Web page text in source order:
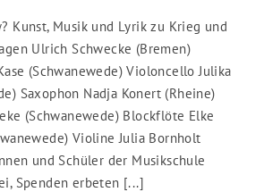
Kunst, Musik und Lyrik zu Krieg und
Ulrich Schwecke (Bremen)
(Schwanewede) Violoncello Julika
Saxophon Nadja Konert (Rheine)
(Schwanewede) Blockflöte Elke
Violine Julia Bornholt
und Schüler der Musikschule
Spenden erbeten [...]